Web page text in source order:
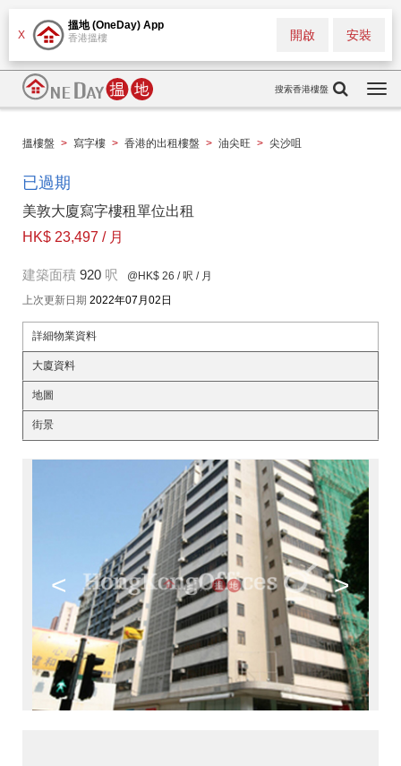
X
搵地 (OneDay) App
香港搵樓 安裝
開啟
搜索香港樓盤
搵樓盤 > 寫字樓 > 香港的出租樓盤 > 油尖旺 > 尖沙咀
已過期
美敦大廈寫字樓租單位出租
HK$ 23,497 / 月
建築面積 920 呎 @HK$ 26 / 呎 / 月
上次更新日期 2022年07月02日
詳細物業資料
大廈資料
地圖
街景
< >